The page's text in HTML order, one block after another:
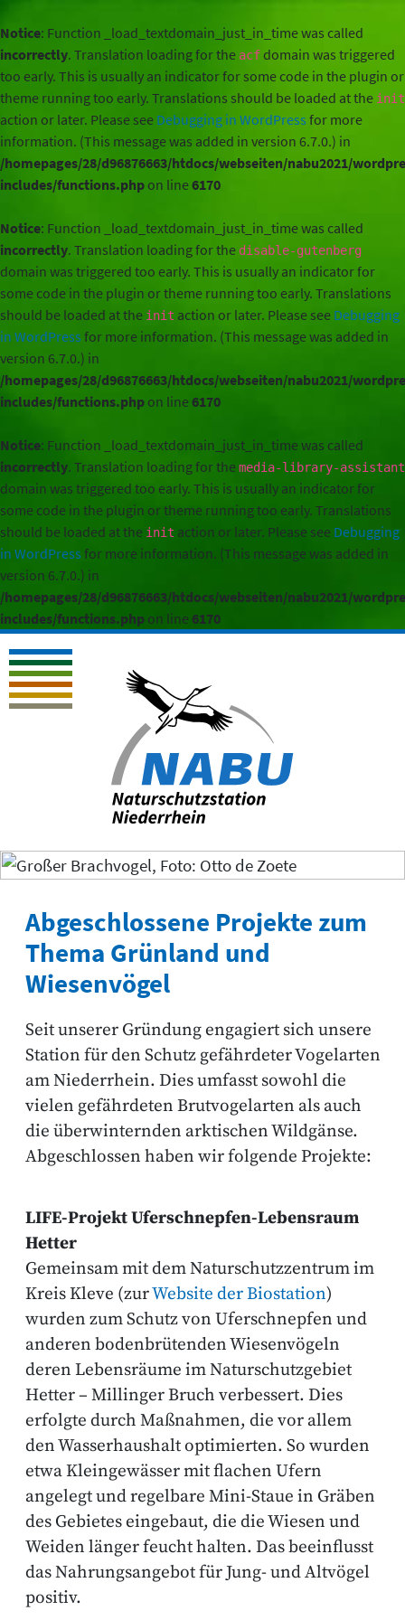
Notice: Function _load_textdomain_just_in_time was called
incorrectly. Translation loading for the acfdomain was triggered
too early. This is usually an indicator for some code in the plugin or
theme running too early. Translations should be loaded at the init
action or later. Please see Debugging in WordPressfor more
information. (This message was added in version 6.7.0.) in
/homepages/28/d96876663/htdocs/webseiten/nabu2021/
includes/functions.php on line6170
Notice: Function _load_textdomain_just_in_time was called
incorrectly. Translation loading for the disable-gutenberg
domain was triggered too early. This is usually an indicator for
some code in the plugin or theme running too early. Translations
should be loaded at the init action or later. Please see Debugging
in WordPress for more information. (This message was added in
version 6.7.0.) in
/homepages/28/d96876663/htdocs/webseiten/nabu2021/
includes/functions.php on line6170
Notice: Function _load_textdomain_just_in_time was called
incorrectly. Translation loading for the media-library-assistant
domain was triggered too early. This is usually an indicator for
some code in the plugin or theme running too early. Translations
should be loaded at the init action or later. Please see Debugging
in WordPress for more information. (This message was added in
version 6.7.0.) in
/homepages/28/d96876663/htdocs/webseiten/nabu2021/
includes/functions.php on line 6170
Abgeschlossene Projekte zum
Thema Grünland und
Wiesenvögel
Seit unserer Gründung engagiert sich unsere
Station für den Schutz gefährdeter Vogelarten
am Niederrhein. Dies umfasst sowohl die
vielen gefährdeten Brutvogelarten als auch
die überwinternden arktischen Wildgänse.
Abgeschlossen haben wir folgende Projekte:
LIFE-Projekt Uferschnepfen-Lebensraum
Hetter
Gemeinsam mit dem Naturschutzzentrum im
Kreis Kleve (zurWebsite der Biostation)
wurden zum Schutz von Uferschnepfen und
anderen bodenbrütenden Wiesenvögeln
deren Lebensräume im Naturschutzgebiet
Hetter – Millinger Bruch verbessert. Dies
erfolgte durch Maßnahmen, die vor allem
den Wasserhaushalt optimierten. So wurden
etwa Kleingewässer mit flachen Ufern
angelegt und regelbare Mini-Staue in Gräben
des Gebietes eingebaut, die die Wiesen und
Weiden länger feucht halten. Das beeinflusst
das Nahrungsangebot für Jung- und Altvögel
positiv.